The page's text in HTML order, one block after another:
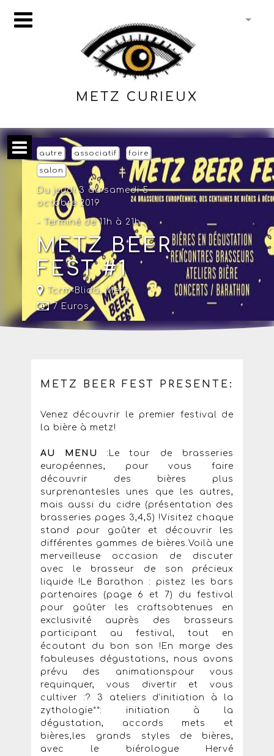
METZ CURIEUX
autre associatif foire
salon
Du jeudi 3 au samedi 5
octobre 2019
- Terminé de 11h à 21h
METZ BEER
FEST #1
Tcrm-Blida,Metz
7 Euros
METZ BEER FEST PRESENTE:
Venez découvrir le premier festival de
la bière à metz!
AU MENU :Le tour de brasseries
européennes, pour vous faire
découvrir des bières plus
surprenantesles unes que les autres,
mais aussi du cidre (présentation des
brasseries pages 3,4,5) !Visitez chaque
stand pour goûter et découvrir les
différentes gammes de bières.Voilà une
merveilleuse occasion de discuter
avec le brasseur de son précieux
liquide !Le Barathon : pistez les bars
partenaires (page 6 et 7) du festival
pour goûter les craftsobtenues en
exclusivité auprès des brasseurs
participant au festival, tout en
écoutant du bon son !En marge des
fabuleuses dégustations, nous avons
prévu des animationspour vous
requinquer, vous divertir et vous
cultiver :? 3 ateliers d’initiation à la
zythologie**: initiation à la
dégustation, accords mets et
bières,les grands styles de bières,
avec le biérologue Hervé